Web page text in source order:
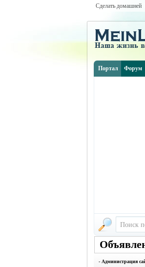
Сделать домашней
Портал Форум
- Администрация